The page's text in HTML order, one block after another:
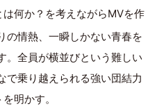
何か？を考えながらMVを作
の情熱、一瞬しかない青春を
。全員が横並びという難しい
で乗り越えられる強い団結力
明かす。